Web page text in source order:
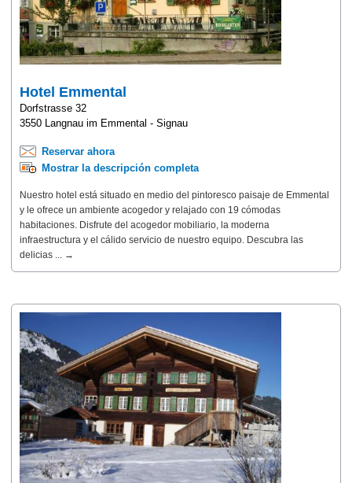
Hotel Emmental
Dorfstrasse 32
3550 Langnau im Emmental - Signau
Reservar ahora
Mostrar la descripción completa
Nuestro hotel está situado en medio del pintoresco paisaje de Emmental
y le ofrece un ambiente acogedor y relajado con 19 cómodas
habitaciones. Disfrute del acogedor mobiliario, la moderna
infraestructura y el cálido servicio de nuestro equipo. Descubra las
delicias ... →